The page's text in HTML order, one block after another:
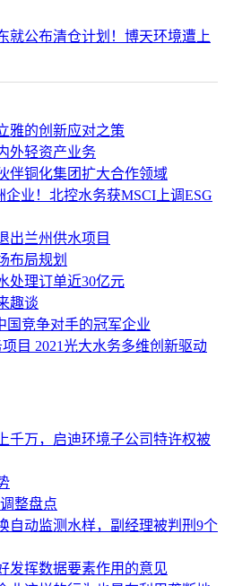
就公布清仓计划！博天环境遭上
雅的创新应对之策
外轻资产业务
伴铜化集团扩大合作领域
业！北控水务获MSCI上调ESG
出兰州供水项目
布局规划
处理订单近30亿元
趣谈
国竞争对手的冠军企业
目 2021光大水务多维创新驱动
千万，启迪环境子公司特许权被
整盘点
自动监测水样，副经理被判刑9个
发挥数据要素作用的意见